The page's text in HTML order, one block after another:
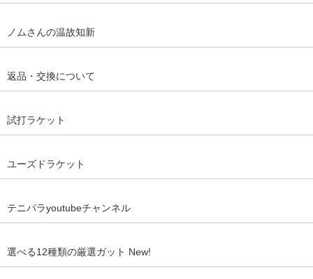
ノムさんの温故知新
返品・交換について
試打ラケット
ユーズドラケット
テニパラyoutubeチャンネル
選べる12種類の厳選ガット New!